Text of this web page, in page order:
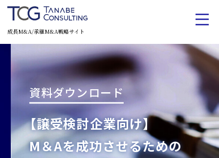
成長M&A/承継M&A戦略サイト
資料ダウンロード
【譲受検討企業向け】
M＆Aを成功させるための